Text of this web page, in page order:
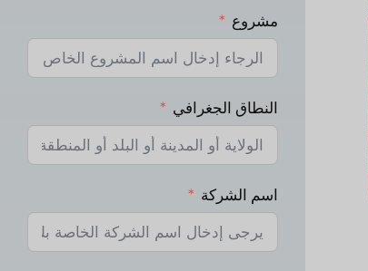
مشروع
النطاق الجغرافي
اسم الشركة